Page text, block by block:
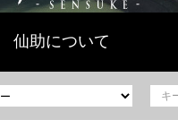
仙助について